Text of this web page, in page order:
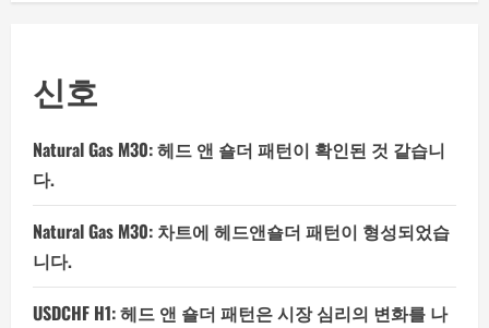
신호
Natural Gas M30: 헤드 앤 숄더 패턴이 확인된 것 같습니
다.
Natural Gas M30: 차트에 헤드앤숄더 패턴이 형성되었습
니다.
USDCHF H1: 헤드 앤 숄더 패턴은 시장 심리의 변화를 나